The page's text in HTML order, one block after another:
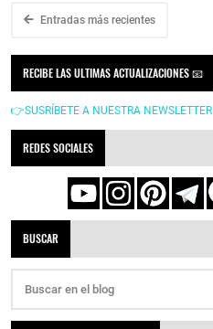
Entradas más recientes
RECIBE LAS ULTIMAS ACTUALIZACIONES 📧
👉SUSRÍBETE A NUESTRA NEWSLETTER
REDES SOCIALES
BUSCAR